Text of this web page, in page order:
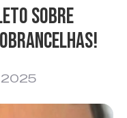
sobre
2025